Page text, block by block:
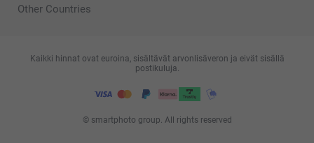
Other Countries
© smartphoto group. All rights reserved
Kaikki hinnat ovat euroina, sisältävät arvonlisäveron ja eivät sisällä
postikuluja.